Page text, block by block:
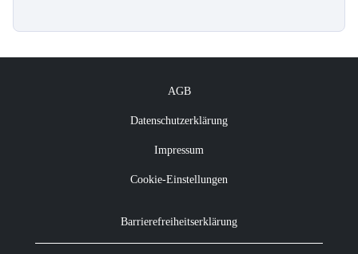
AGB
Datenschutzerklärung
Impressum
Cookie-Einstellungen
Barrierefreiheitserklärung